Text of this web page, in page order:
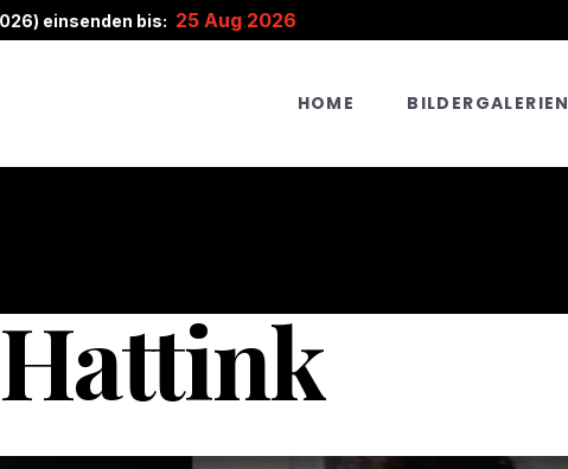
einsenden bis: 25 Aug 2026
HOME BILDERGALERIEN